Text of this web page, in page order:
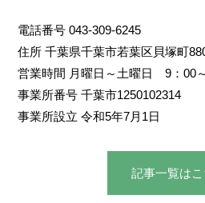
電話番号 043-309-6245
住所 千葉県千葉市若葉区貝塚町
営業時間 月曜日～土曜日 9：00
事業所番号 千葉市1250102314
事業所設立 令和5年7月1日
記事⼀覧はこ